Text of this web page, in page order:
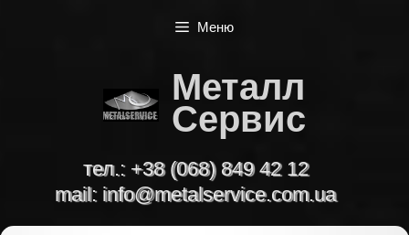
Меню
Металл
Сервис
тел.: +38 (068) 849 42 12
mail: info@metalservice.com.ua